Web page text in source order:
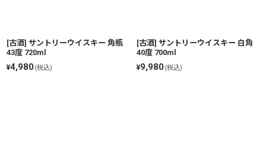
[古酒] サントリーウイスキー 角瓶
43度 720ml
¥4,980(税込)
[古酒] サントリーウイスキー 白角
40度 700ml
¥9,980(税込)